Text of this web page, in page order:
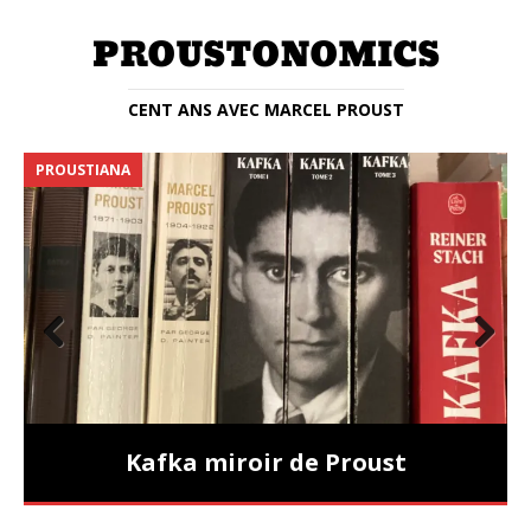
CENT ANS AVEC MARCEL PROUST
PROUSTIANA
Kafka miroir de Proust
Nex